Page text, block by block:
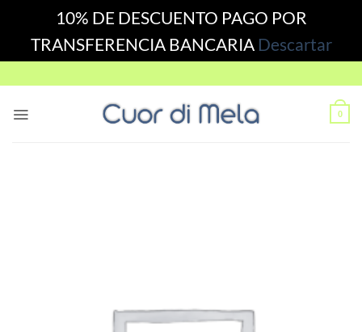
10% DE DESCUENTO PAGO POR
TRANSFERENCIA BANCARIA Descartar
to
0